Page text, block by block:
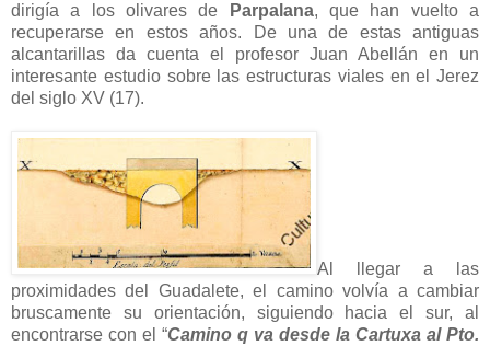
dirigía a los olivares de
Parpalana, que han vuelto a
recuperarse en estos años. De una de estas antiguas
alcantarillas da cuenta el profesor Juan Abellán en un
interesante estudio sobre las estructuras viales en el Jerez
del siglo XV (17).
Al llegar a las
proximidades del Guadalete, el camino volvía a cambiar
bruscamente su orientación, siguiendo hacia el sur, al
encontrarse con el “Camino q va desde la Cartuxa al Pto.